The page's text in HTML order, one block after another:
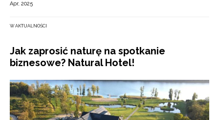
Apr, 2025
W AKTUALNOŚCI
Jak zaprosić naturę na spotkanie
biznesowe? Natural Hotel!